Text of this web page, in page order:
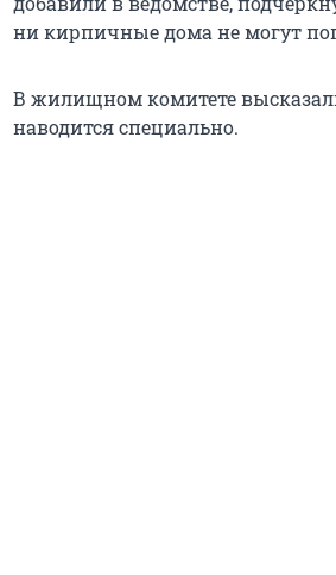
ни кирпичные дома не могут
В жилищном комитете
наводится специально.